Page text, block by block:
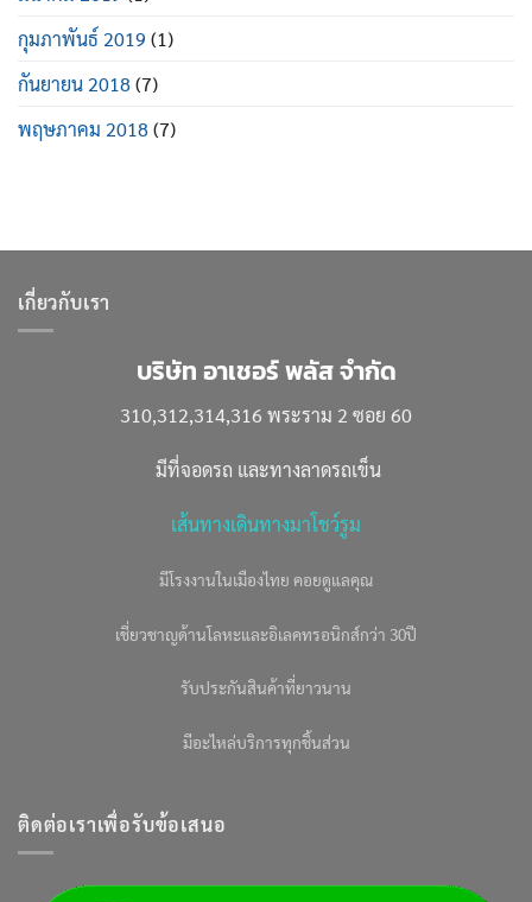
กุมภาพันธ์ 2019 (1)
กันยายน 2018(7)
พฤษภาคม 2018(7)
เกี่ยวกับเรา
บริษัท อาเชอร์ พลัส จำกัด
310,312,314,316 พระราม 2 ซอย 60
มีที่จอดรถ และทางลาดรถเข็น
เส้นทางเดินทางมาโชว์รูม
มีโรงงานในเมืองไทย คอยดูแลคุณ
เชี่ยวชาญด้านโลหะและอิเลคทรอนิกส์กว่า 30ปี
รับประกันสินค้าที่ยาวนาน
มีอะไหล่บริการทุกชิ้นส่วน
ติดต่อเราเพื่อรับข้อเสนอ